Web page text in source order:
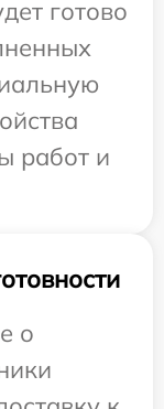
готово
работ и
о